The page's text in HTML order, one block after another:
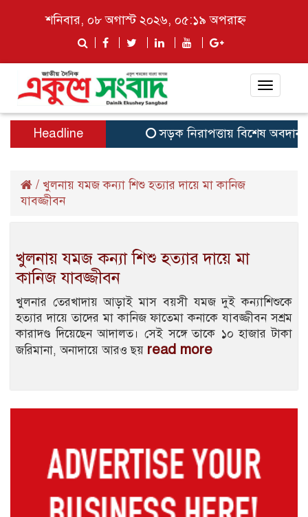
শনিবার, ০৮ অগাস্ট ২০২৬, ০৫:১৯ অপরাহ্ন
Toggle
Headline সড়ক নিরাপত্তায় বিশেষ অবদান
/ খুলনায় যমজ কন্যা শিশু হত্যার দায়ে মা কানিজ
যাবজ্জীবন
খুলনায় যমজ কন্যা শিশু হত্যার দায়ে মা
কানিজ যাবজ্জীবন
খুলনার তেরখাদায় আড়াই মাস বয়সী যমজ দুই কন্যাশিশুকে
হত্যার দায়ে তাদের মা কানিজ ফাতেমা কনাকে যাবজ্জীবন সশ্রম
কারাদণ্ড দিয়েছেন আদালত। সেই সঙ্গে তাকে ১০ হাজার টাকা
জরিমানা, অনাদায়ে আরও ছয় read more